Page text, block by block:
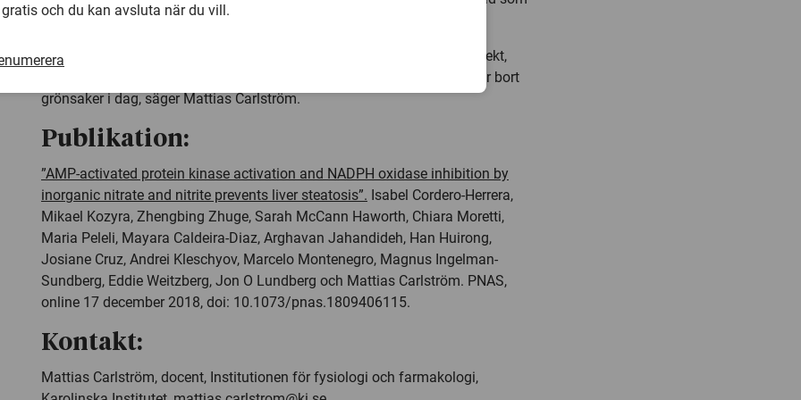
de mer nitratrika sorterna spenat och ruccola.
– Det krävs inte heller några stora mängder för att få en skyddande effekt,
endast cirka 200 gram per dag. Men tyvärr är det många som helt väljer bort
grönsaker i dag, säger Mattias Carlström.
Publikation:
”AMP-activated protein kinase activation and NADPH oxidase inhibition by
inorganic nitrate and nitrite prevents liver steatosis”. Isabel Cordero-Herrera,
Mikael Kozyra, Zhengbing Zhuge, Sarah McCann Haworth, Chiara Moretti,
Maria Peleli, Mayara Caldeira-Diaz, Arghavan Jahandideh, Han Huirong,
Josiane Cruz, Andrei Kleschyov, Marcelo Montenegro, Magnus Ingelman-
Sundberg, Eddie Weitzberg, Jon O Lundberg och Mattias Carlström. PNAS,
online 17 december 2018, doi: 10.1073/pnas.1809406115.
Kontakt:
Mattias Carlström, docent, Institutionen för fysiologi och farmakologi,
gratis och du kan avsluta när du vill.